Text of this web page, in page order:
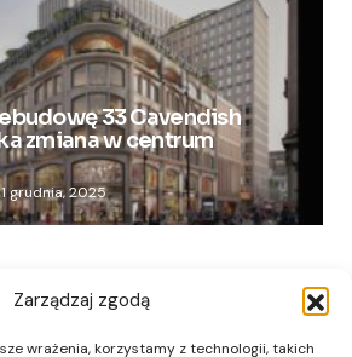
Zarządzaj zgodą
wrażenia, korzystamy z technologii, takich
33 Cavendish
zmiana w centrum
grudnia, 2025